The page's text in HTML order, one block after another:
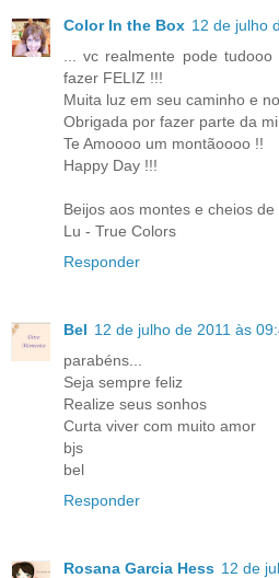
Color In the Box 12 de julho
... vc realmente pode
fazer FELIZ !!!
Muita luz em seu caminho e
Obrigada por fazer parte da
Te Amoooo um montãoooo !!
Happy Day !!!
Beijos aos montes e cheios de
Lu - True Colors
Responder
Bel 12 de julho de 2011 às
parabéns...
Seja sempre feliz
Realize seus sonhos
Curta viver com muito amor
bjs
bel
Responder
Rosana Garcia Hess 12 de